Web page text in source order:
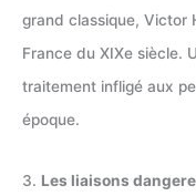
grand classique, Victor
France du XIXe siècle.
traitement infligé aux
époque.
3. Les liaisons